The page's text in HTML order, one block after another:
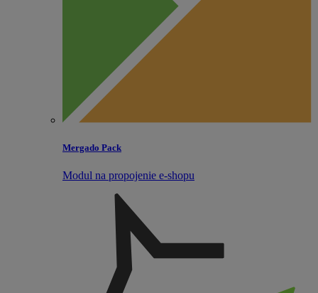
Mergado Pack
Modul na propojenie e‑shopu